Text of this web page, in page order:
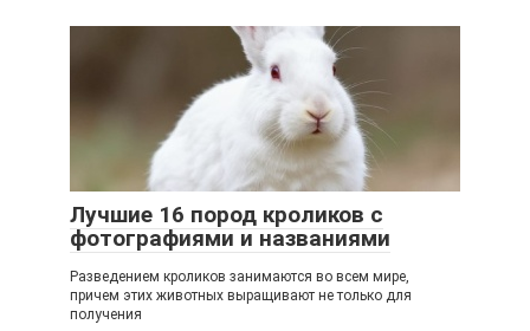
Лучшие 16 пород кроликов с
фотографиями и названиями
Разведением кроликов занимаются во всем мире,
причем этих животных выращивают не только для
получения